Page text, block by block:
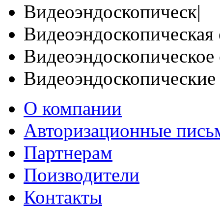
Видеоэндоскопическ|
Видеоэндоскопическая
О компании
Авторизационные
Партнерам
Поизводители
Контакты